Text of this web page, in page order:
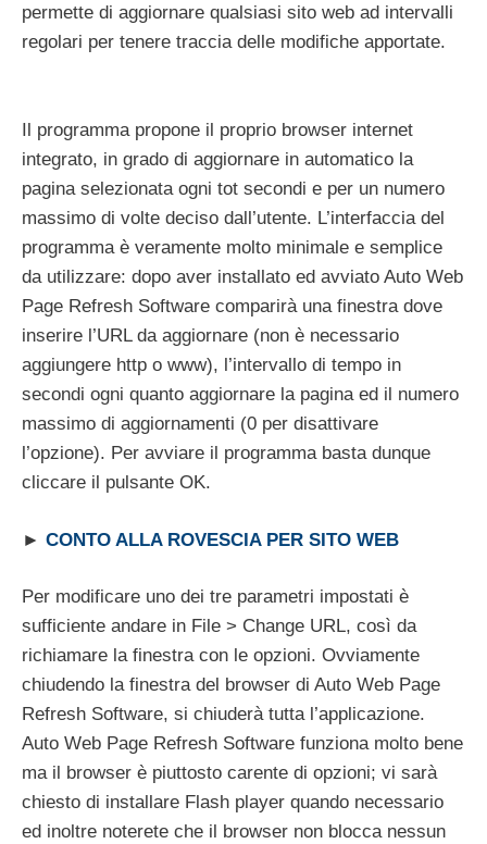
permette di aggiornare qualsiasi sito web ad intervalli
regolari per tenere traccia delle modifiche apportate.
Il programma propone il proprio browser internet
integrato, in grado di aggiornare in automatico la
pagina selezionata ogni tot secondi e per un numero
massimo di volte deciso dall’utente. L’interfaccia del
programma è veramente molto minimale e semplice
da utilizzare: dopo aver installato ed avviato Auto Web
Page Refresh Software comparirà una finestra dove
inserire l’URL da aggiornare (non è necessario
aggiungere http o www), l’intervallo di tempo in
secondi ogni quanto aggiornare la pagina ed il numero
massimo di aggiornamenti (0 per disattivare
l’opzione). Per avviare il programma basta dunque
cliccare il pulsante OK.
► CONTO ALLA ROVESCIA PER SITO WEB
Per modificare uno dei tre parametri impostati è
sufficiente andare in File > Change URL, così da
richiamare la finestra con le opzioni. Ovviamente
chiudendo la finestra del browser di Auto Web Page
Refresh Software, si chiuderà tutta l’applicazione.
Auto Web Page Refresh Software funziona molto bene
ma il browser è piuttosto carente di opzioni; vi sarà
chiesto di installare Flash player quando necessario
ed inoltre noterete che il browser non blocca nessun